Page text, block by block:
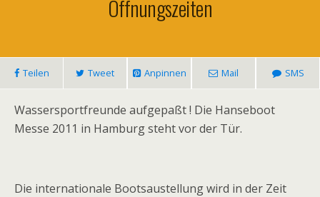
Öffnungszeiten
Teilen Tweet Anpinnen Mail SMS
Wassersportfreunde aufgepaßt ! Die Hanseboot
Messe 2011 in Hamburg steht vor der Tür.
Die internationale Bootsaustellung wird in der Zeit